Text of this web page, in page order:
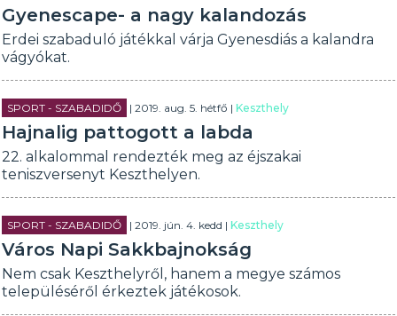
Gyenescape- a nagy kalandozás
Erdei szabaduló játékkal várja Gyenesdiás a kalandra
vágyókat.
SPORT - SZABADIDŐ | 2019. aug. 5. hétfő |Keszthely
Hajnalig pattogott a labda
22. alkalommal rendezték meg az éjszakai
teniszversenyt Keszthelyen.
SPORT - SZABADIDŐ | 2019. jún. 4. kedd |Keszthely
Város Napi Sakkbajnokság
Nem csak Keszthelyről, hanem a megye számos
településéről érkeztek játékosok.